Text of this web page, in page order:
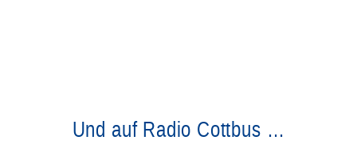
Und auf Radio Cottbus …